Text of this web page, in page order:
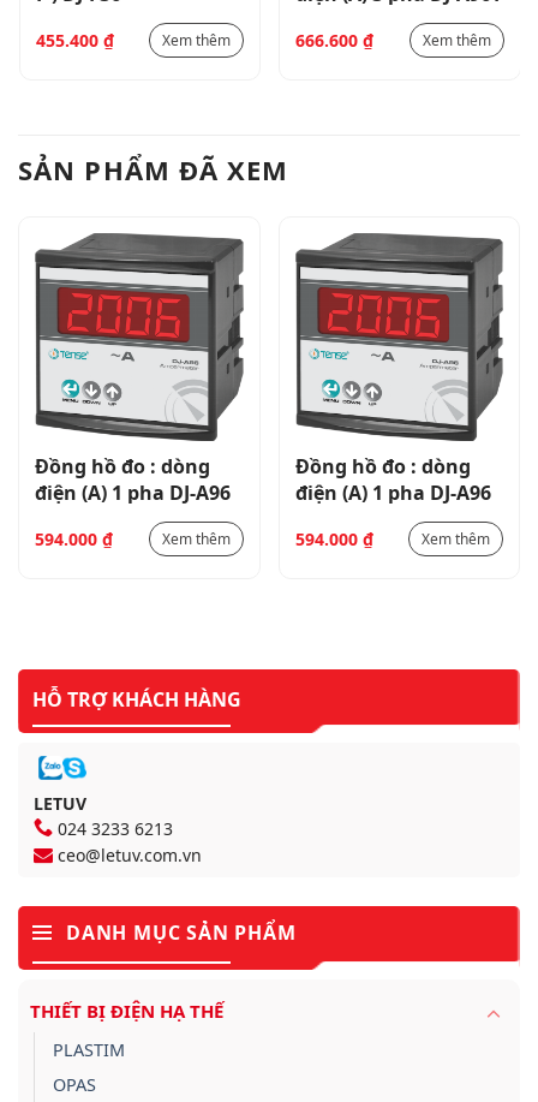
455.400 ₫ Xem thêm 666.600 ₫ Xem thêm
SẢN PHẨM ĐÃ XEM
Đồng hồ đo : dòng
điện (A) 1 pha DJ-A96
594.000 ₫ Xem thêm
Đồng hồ đo : dòng
điện (A) 1 pha DJ-A96
594.000 ₫ Xem thêm
HỖ TRỢ KHÁCH HÀNG
LETUV
024 3233 6213
ceo@letuv.com.vn
DANH MỤC SẢN PHẨM
THIẾT BỊ ĐIỆN HẠ THẾ
PLASTIM
OPAS